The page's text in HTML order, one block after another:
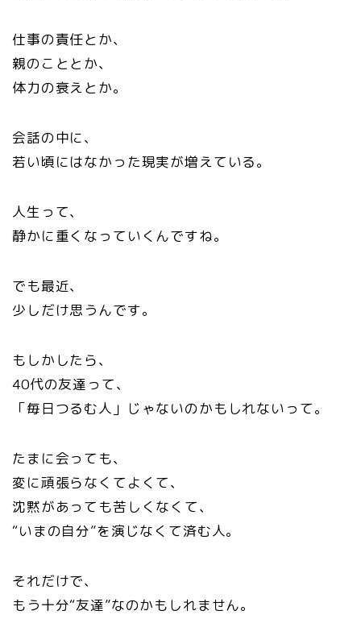
仕事の責任とか、
親のこととか、
体力の衰えとか。
会話の中に、
若い頃にはなかった現実が増えている。
人生って、
静かに重くなっていくんですね。
でも最近、
少しだけ思うんです。
もしかしたら、
40代の友達って、
「毎日つるむ人」じゃないのかもしれないって。
たまに会っても、
変に頑張らなくてよくて、
沈黙があっても苦しくなくて、
“いまの自分”を演じなくて済む人。
それだけで、
もう十分“友達”なのかもしれません。